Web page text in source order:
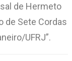
de Hermeto
de Sete Cordas
UFRJ”.